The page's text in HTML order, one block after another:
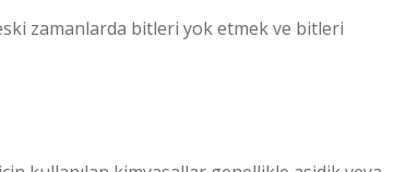
eski zamanlarda bitleri yok etmek ve bitleri